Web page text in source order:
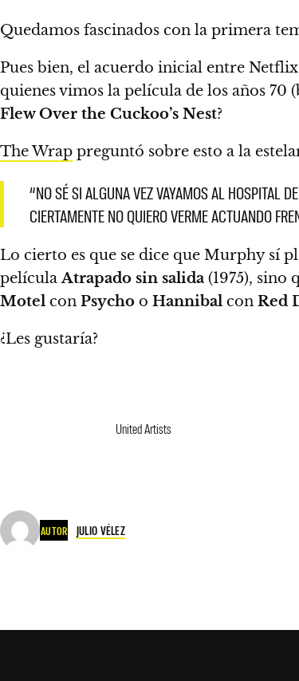
Quedamos fascinados con la primera
Pues bien, el acuerdo inicial entre
quienes vimos la película de los años 70
Flew Over the Cuckoo’s Nest?
The Wrap preguntó sobre esto a la
“NO SÉ SI ALGUNA VEZ VAYAMOS AL HOSPITAL
CIERTAMENTE NO QUIERO VERME ACTUANDO
Lo cierto es que se dice que Murphy sí
películaAtrapado sin salida (1975), sino
Motel con Psycho o Hannibal con Red
¿Les gustaría?
United Artists
AUTOR JULIO VÉLEZ